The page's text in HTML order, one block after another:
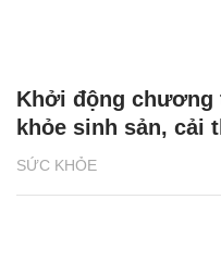
SỨC KHỎE
Khởi động
khỏe sinh sản, cải